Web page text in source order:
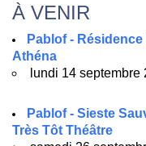
À VENIR
Pablof -
Athéna
lundi 14
Pablof - Sieste
Très Tôt Théâtre